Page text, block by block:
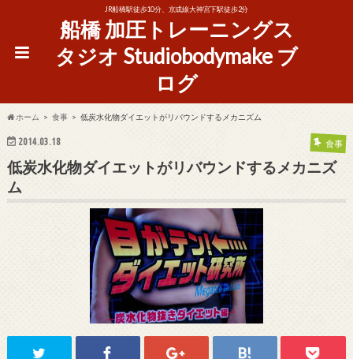
JR船橋駅徒歩10分、京成線大神宮下駅徒歩2分
船橋 加圧トレーニングス
タジオ Studiobodymake ブ
ログ
ホーム 食事 低炭水化物ダイエットがリバウンドするメカニズム
2014.03.18 食事
低炭水化物ダイエットがリバウンドするメカニズ
ム